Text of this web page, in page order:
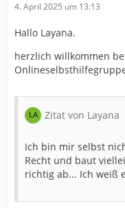
4. April 2025 um 13:13
Hallo Layana.
herzlich willkommen
Zitat von Layana
Ich bin mir selbst
Recht und baut
richtig ab... Ich weiß